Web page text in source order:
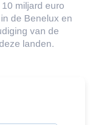
miljard euro
de Benelux en
van de
landen.